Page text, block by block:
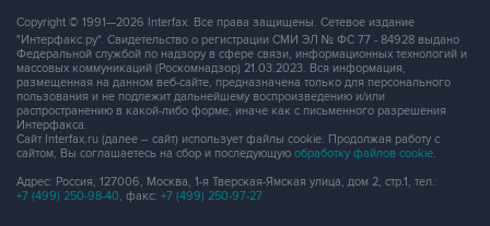
Copyright © 1991—2026 Interfax. Все права защищены. Сетевое издание
"Интерфакс.ру". Свидетельство о регистрации СМИ ЭЛ № ФС 77 - 84928 выдано
Федеральной службой по надзору в сфере связи, информационных технологий и
массовых коммуникаций (Роскомнадзор) 21.03.2023. Вся информация,
размещенная на данном веб-сайте, предназначена только для персонального
пользования и не подлежит дальнейшему воспроизведению и/или
распространению в какой-либо форме, иначе как с письменного разрешения
Интерфакса.
Сайт Interfax.ru (далее – сайт) использует файлы cookie. Продолжая работу с
сайтом, Вы соглашаетесь на сбор и последующую обработку файлов cookie.
Адрес: Россия, 127006, Москва, 1-я Тверская-Ямская улица, дом 2, стр.1, тел.:
+7 (499) 250-98-40, факс: +7 (499) 250-97-27